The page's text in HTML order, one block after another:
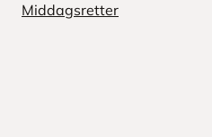
Middagsretter